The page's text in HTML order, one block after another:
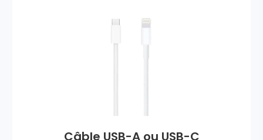
Câble USB-A ou USB-C